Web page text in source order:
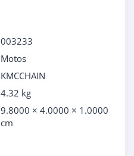
003233
Motos
KMCCHAIN
4.32 kg
9.8000 × 4.0000 × 1.0000
cm